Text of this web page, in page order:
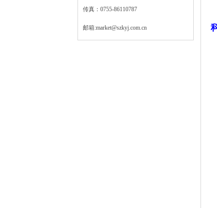
传真：0755-86110787
邮箱:market@szkyj.com.cn